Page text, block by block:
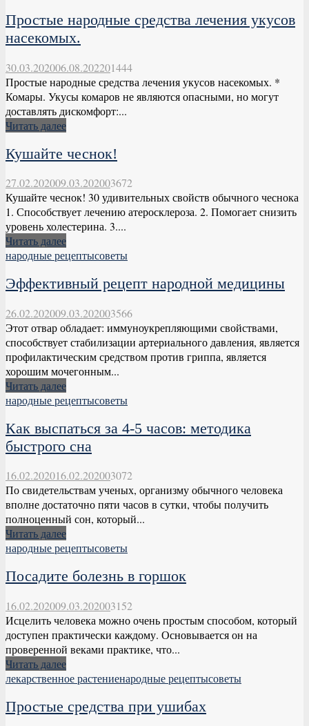
Простые народные средства лечения укусов
насекомых.
30.03.202006.08.202201444
Простые народные средства лечения укусов насекомых. *
Комары. Укусы комаров не являются опасными, но могут
доставлять дискомфорт:...
Читать далее
Кушайте чеснок!
27.02.202009.03.202003672
Кушайте чеснок! 30 удивительных свойств обычного чеснока
1. Способствует лечению атеросклероза. 2. Помогает снизить
уровень холестерина. 3....
Читать далее
народные рецептысоветы
Эффективный рецепт народной медицины
26.02.202009.03.202003566
Этот отвар обладает: иммуноукрепляющими свойствами,
способствует стабилизации артериального давления, является
профилактическим средством против гриппа, является
хорошим мочегонным...
Читать далее
народные рецептысоветы
Как выспаться за 4-5 часов: методика
быстрого сна
16.02.202016.02.202003072
По свидетельствам ученых, организму обычного человека
вполне достаточно пяти часов в сутки, чтобы получить
полноценный сон, который...
Читать далее
народные рецептысоветы
Посадите болезнь в горшок
16.02.202009.03.202003152
Исцелить человека можно очень простым способом, который
доступен практически каждому. Основывается он на
проверенной веками практике, что...
Читать далее
лекарственное растениенародные рецептысоветы
Простые средства при ушибах